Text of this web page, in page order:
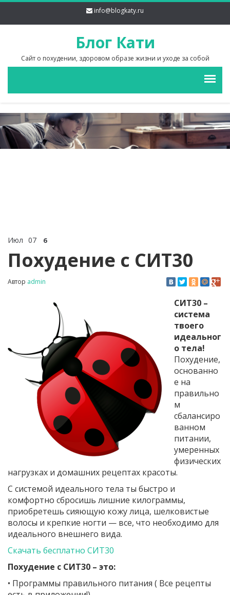
info@blogkaty.ru
Блог Кати
Сайт о похудении, здоровом образе жизни и уходе за собой
Июл 07 6
Похудение с СИТ30
Автор admin
СИТ30 –
система
твоего
идеальног
о тела!
Похудение,
основанно
е на
правильно
м
сбалансиро
ванном
питании,
умеренных
физических
нагрузках и домашних рецептах красоты.
С системой идеального тела ты быстро и
комфортно сбросишь лишние килограммы,
приобретешь сияющую кожу лица, шелковистые
волосы и крепкие ногти — все, что необходимо для
идеального внешнего вида.
Скачать бесплатно СИТ30
Похудение с СИТ30 – это:
• Программы правильного питания ( Все рецепты